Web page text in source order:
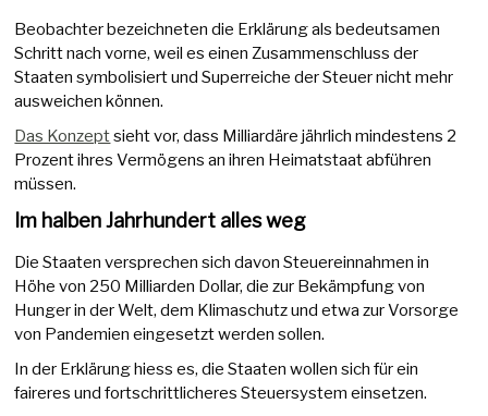
Beobachter bezeichneten die Erklärung als bedeutsamen
Schritt nach vorne, weil es einen Zusammenschluss der
Staaten symbolisiert und Superreiche der Steuer nicht mehr
ausweichen können.
Das Konzeptsieht vor, dass Milliardäre jährlich mindestens 2
Prozent ihres Vermögens an ihren Heimatstaat abführen
müssen.
Im halben Jahrhundert alles weg
Die Staaten versprechen sich davon Steuereinnahmen in
Höhe von 250 Milliarden Dollar, die zur Bekämpfung von
Hunger in der Welt, dem Klimaschutz und etwa zur Vorsorge
von Pandemien eingesetzt werden sollen.
In der Erklärung hiess es, die Staaten wollen sich für ein
faireres und fortschrittlicheres Steuersystem einsetzen.